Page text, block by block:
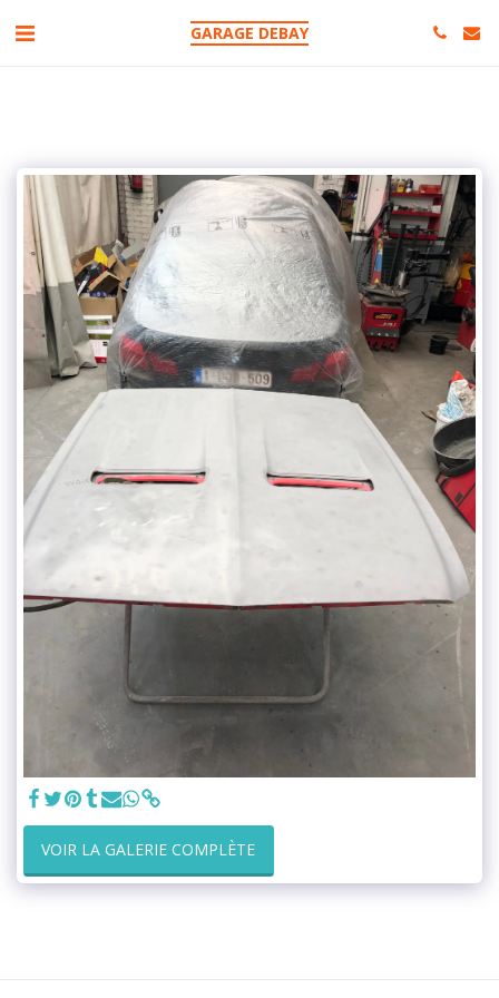
GARAGE DEBAY
VOIR LA GALERIE COMPLÈTE